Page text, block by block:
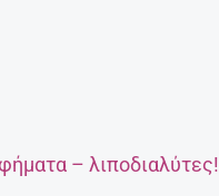
– λιποδιαλύτες!